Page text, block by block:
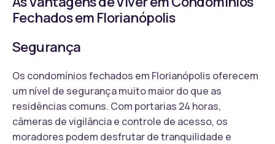
Fechados em Florianópolis
Segurança
Os condomínios fechados em Florianópolis oferecem
um nível de segurança muito maior do que as
residências comuns. Com portarias 24 horas,
câmeras de vigilância e controle de acesso, os
moradores podem desfrutar de tranquilidade e